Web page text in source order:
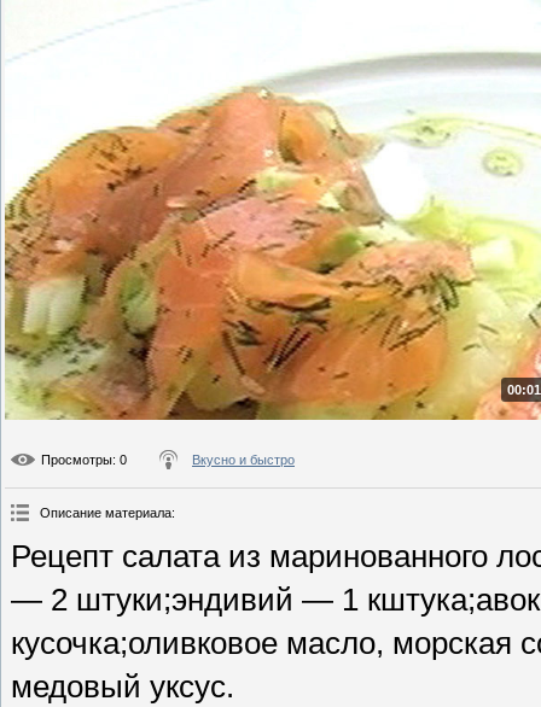
Просмотры: 0 Вкусно и быстро
Описание материала:
Рецепт салата из маринованного
— 2 штуки;эндивий — 1
кусочка;оливковое масло, морская
медовый уксус.